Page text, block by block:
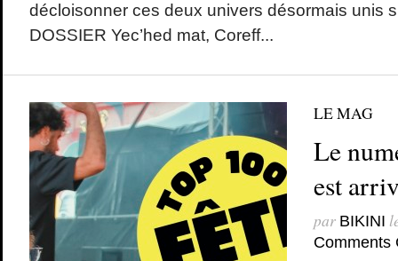
décloisonner ces deux univers désormais unis
DOSSIER Yec’hed mat, Coreff...
LE MAG
Le
est
par BIKINI
Comments